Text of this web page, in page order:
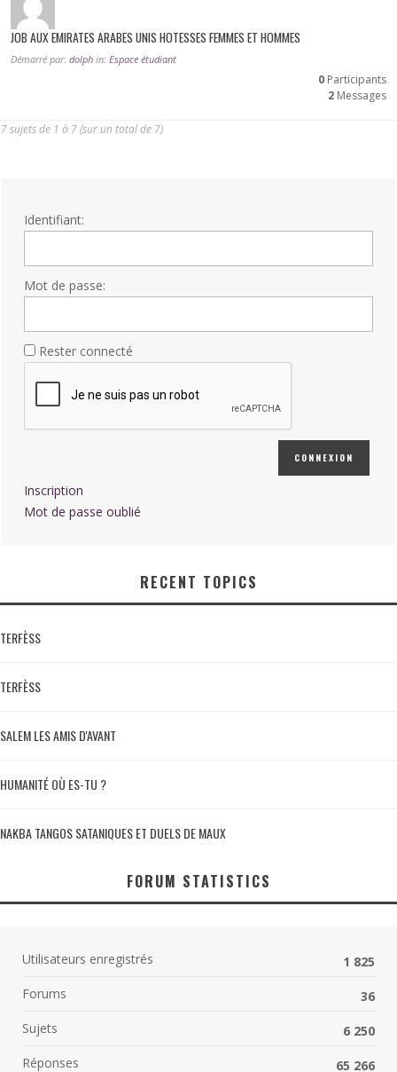
JOB AUX EMIRATES ARABES UNIS HOTESSES FEMMES ET HOMMES
Démarré par: dolph in: Espace étudiant
0 Participants
2 Messages
7 sujets de 1 à 7 (sur un total de 7)
Identifiant:
Mot de passe:
Rester connecté
CONNEXION
Inscription
Mot de passe oublié
RECENT TOPICS
TERFÈSS
TERFÈSS
SALEM LES AMIS D'AVANT
HUMANITÉ OÙ ES-TU ?
NAKBA TANGOS SATANIQUES ET DUELS DE MAUX
FORUM STATISTICS
Utilisateurs enregistrés
1 825
Forums
36
Sujets
6 250
Réponses
65 266